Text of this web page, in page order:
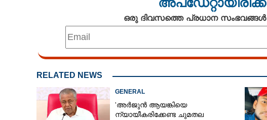
ഒരു ദിവസത്തെ പ്രധാന
RELATED NEWS
GENERAL
'അർജുൻ ആയങ്കിയെ
ന്യായീകരിക്കേണ്ട ചുമതല